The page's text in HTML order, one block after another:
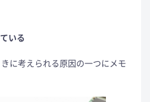
いる
に考えられる原因の一つにメモ